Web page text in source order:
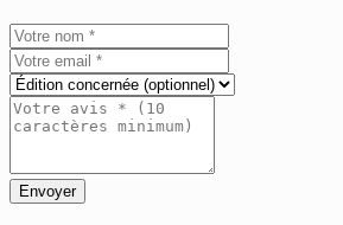
Envoyer